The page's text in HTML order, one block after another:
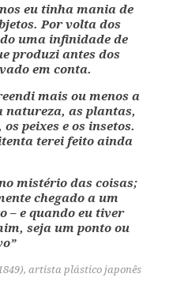
eu tinha mania de
Por volta dos
uma infinidade de
produzi antes dos
em conta.
mais ou menos a
as plantas,
peixes e os insetos.
terei feito ainda
mistério das coisas;
chegado a um
– e quando eu tiver
seja um ponto ou
artista plástico japonês